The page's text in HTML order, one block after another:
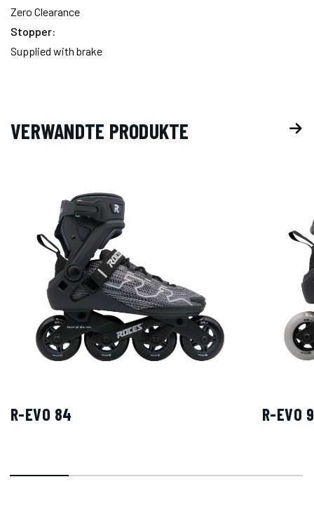
Zero Clearance
Stopper:
Supplied with brake
VERWANDTE PRODUKTE
R-EVO 84 R-EVO